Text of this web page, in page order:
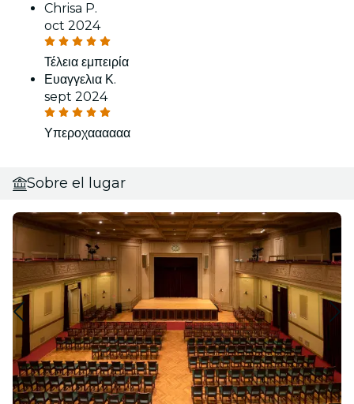
Chrisa P.
oct 2024
Τέλεια εμπειρία
Ευαγγελια Κ.
sept 2024
Υπεροχαααααα
Sobre el lugar